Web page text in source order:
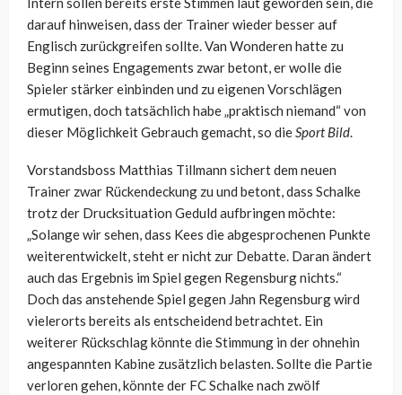
darauf hinweisen, dass der Trainer wieder besser auf
Englisch zurückgreifen sollte. Van Wonderen hatte zu
Beginn seines Engagements zwar betont, er wolle die
Spieler stärker einbinden und zu eigenen Vorschlägen
ermutigen, doch tatsächlich habe „praktisch niemand“ von
dieser Möglichkeit Gebrauch gemacht, so dieSport Bild.
Vorstandsboss Matthias Tillmann sichert dem neuen
Trainer zwar Rückendeckung zu und betont, dass Schalke
trotz der Drucksituation Geduld aufbringen möchte:
„Solange wir sehen, dass Kees die abgesprochenen Punkte
weiterentwickelt, steht er nicht zur Debatte. Daran ändert
auch das Ergebnis im Spiel gegen Regensburg nichts.“
Doch das anstehende Spiel gegen Jahn Regensburg wird
vielerorts bereits als entscheidend betrachtet. Ein
weiterer Rückschlag könnte die Stimmung in der ohnehin
angespannten Kabine zusätzlich belasten. Sollte die Partie
verloren gehen, könnte der FC Schalke nach zwölf